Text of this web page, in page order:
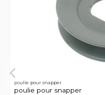
poulie pour snapper
poulie pour snapper